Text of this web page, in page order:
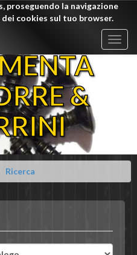
proseguendo la navigazione
cookies sul tuo browser.
&
Ricerca